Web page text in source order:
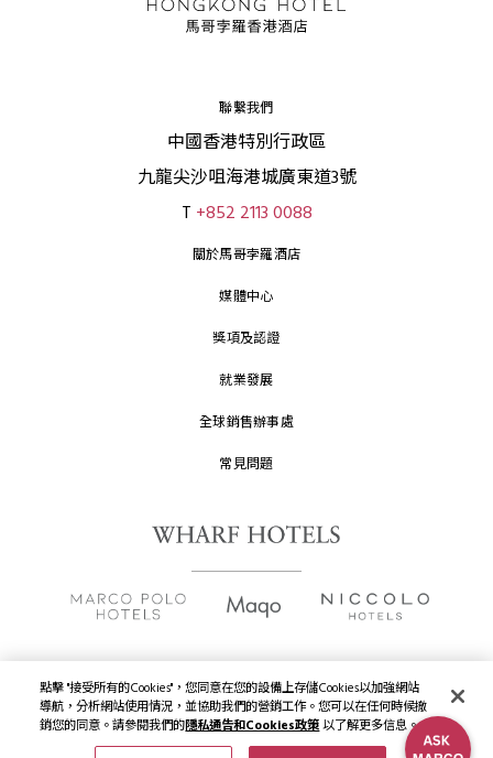
聯繫我們
中國香港特別行政區
九龍尖沙咀海港城廣東道3號
T +852 2113 0088
關於馬哥孛羅酒店
媒體中心
獎項及認證
就業發展
全球銷售辦事處
常見問題
版權及原稿2026 © 九龍倉酒店保留一切權利。
隱私通告
點擊 "接受所有的Cookies"，您同意在您的設備上存儲Cookies以加強網站
導航，分析網站使用情況，並協助我們的營銷工作。您可以在任何時候撤
銷您的同意。請參閱我們的隱私通告和Cookies政策以了解更多信息。